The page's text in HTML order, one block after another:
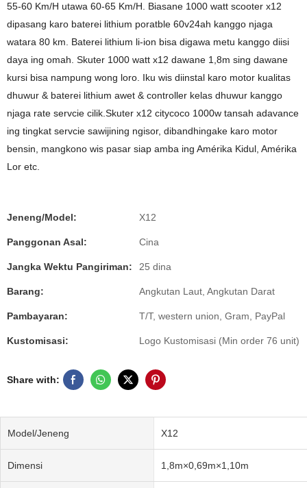
55-60 Km/H utawa 60-65 Km/H. Biasane 1000 watt scooter x12
dipasang karo baterei lithium poratble 60v24ah kanggo njaga
watara 80 km. Baterei lithium li-ion bisa digawa metu kanggo diisi
daya ing omah. Skuter 1000 watt x12 dawane 1,8m sing dawane
kursi bisa nampung wong loro. Iku wis diinstal karo motor kualitas
dhuwur & baterei lithium awet & controller kelas dhuwur kanggo
njaga rate servcie cilik.Skuter x12 citycoco 1000w tansah adavance
ing tingkat servcie sawijining ngisor, dibandhingake karo motor
bensin, mangkono wis pasar siap amba ing Amérika Kidul, Amérika
Lor etc.
Jeneng/Model: X12
Panggonan Asal: Cina
Jangka Wektu Pangiriman: 25 dina
Barang: Angkutan Laut, Angkutan Darat
Pambayaran: T/T, western union, Gram, PayPal
Kustomisasi: Logo Kustomisasi (Min order 76 unit)
Share with:
Model/Jeneng X12
Dimensi 1,8m×0,69m×1,10m